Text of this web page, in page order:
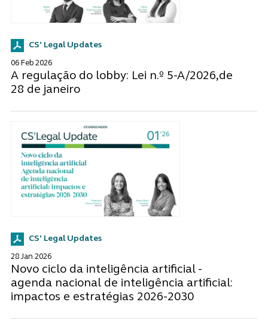
CS' Legal Updates
06 Feb 2026
A regulação do lobby: Lei n.º 5-A/2026,de
28 de janeiro
CS' Legal Updates
28 Jan 2026
Novo ciclo da inteligência artificial -
agenda nacional de inteligência artificial:
impactos e estratégias 2026-2030